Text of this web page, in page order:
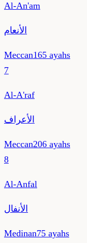
Al-An'am
الأنعام
Meccan165 ayahs
7
Al-A'raf
الأعراف
Meccan206 ayahs
8
Al-Anfal
الأنفال
Medinan75 ayahs